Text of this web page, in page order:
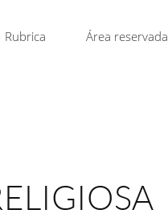
Rubrica Área reservada